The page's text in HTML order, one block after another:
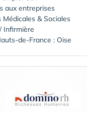
aux entreprises
Médicales & Sociales
Infirmière
de-France : Oise